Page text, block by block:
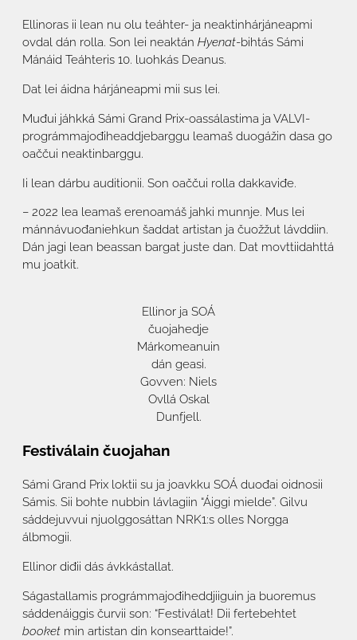
Ellinoras ii lean nu olu teáhter- ja neaktinhárjáneapmi
ovdal dán rolla. Son lei neaktán Hyenat-bihtás Sámi
Mánáid Teáhteris 10. luohkás Deanus.
Dat lei áidna hárjáneapmi mii sus lei.
Muđui jáhkká Sámi Grand Prix-oassálastima ja VALVI-
prográmmajođiheaddjebarggu leamaš duogážin dasa go
oaččui neaktinbarggu.
Ii lean dárbu auditionii. Son oaččui rolla dakkaviđe.
– 2022 lea leamaš erenoamáš jahki munnje. Mus lei
mánnávuođaniehkun šaddat artistan ja čuožžut lávddiin.
Dán jagi lean beassan bargat juste dan. Dat movttiidahttá
mu joatkit.
Ellinor ja SOÁ
čuojahedje
Márkomeanuin
dán geasi.
Govven: Niels
Ovllá Oskal
Dunfjell.
Festiválain čuojahan
Sámi Grand Prix loktii su ja joavkku SOÁ duođai oidnosii
Sámis. Sii bohte nubbin lávlagiin “Áiggi mielde”. Gilvu
sáddejuvvui njuolggosáttan NRK1:s olles Norgga
álbmogii.
Ellinor diđii dás ávkkástallat.
Ságastallamis prográmmajođiheddjiiguin ja buoremus
sáddenáiggis čurvii son: “Festiválat! Dii fertebehtet
booket min artistan din konsearttaide!”.